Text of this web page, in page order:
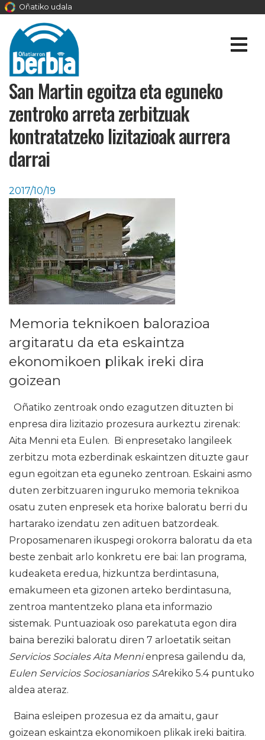
Oñatiko udala
San Martin egoitza eta eguneko
zentroko arreta zerbitzuak
kontratatzeko lizitazioak aurrera
darrai
2017/10/19
Memoria teknikoen balorazioa
argitaratu da eta eskaintza
ekonomikoen plikak ireki dira
goizean
Oñatiko zentroak ondo ezagutzen dituzten bi
enpresa dira lizitazio prozesura aurkeztu zirenak:
Aita Menni eta Eulen. Bi enpresetako langileek
zerbitzu mota ezberdinak eskaintzen dituzte gaur
egun egoitzan eta eguneko zentroan. Eskaini asmo
duten zerbitzuaren inguruko memoria teknikoa
osatu zuten enpresek eta horixe baloratu berri du
hartarako izendatu zen adituen batzordeak.
Proposamenaren ikuspegi orokorra baloratu da eta
beste zenbait arlo konkretu ere bai: lan programa,
kudeaketa eredua, hizkuntza berdintasuna,
emakumeen eta gizonen arteko berdintasuna,
zentroa mantentzeko plana eta informazio
sistemak. Puntuazioak oso parekatuta egon dira
baina bereziki baloratu diren 7 arloetatik seitan
Servicios Sociales Aita Mennienpresa gailendu da,
Eulen Servicios Sociosaniarios SArekiko 5.4 puntuko
aldea ateraz.
Baina esleipen prozesua ez da amaitu, gaur
goizean eskaintza ekonomikoen plikak ireki baitira.